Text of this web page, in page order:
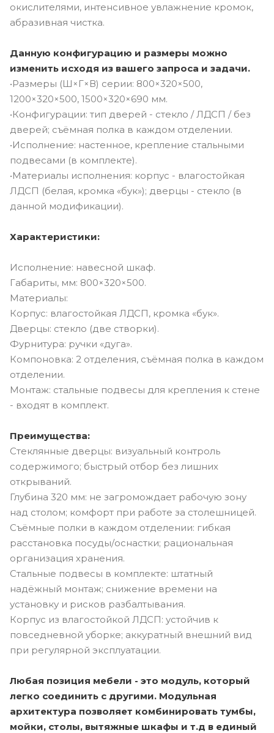
окислителями, интенсивное увлажнение кромок,
абразивная чистка.
Данную конфигурацию и размеры можно
изменить исходя из вашего запроса и задачи.
•Размеры (Ш×Г×В) серии: 800×320×500,
1200×320×500, 1500×320×690 мм.
•Конфигурации: тип дверей - стекло / ЛДСП / без
дверей; съёмная полка в каждом отделении.
•Исполнение: настенное, крепление стальными
подвесами (в комплекте).
•Материалы исполнения: корпус - влагостойкая
ЛДСП (белая, кромка «бук»); дверцы - стекло (в
данной модификации).
Характеристики:
Исполнение: навесной шкаф.
Габариты, мм: 800×320×500.
Материалы:
Корпус: влагостойкая ЛДСП, кромка «бук».
Дверцы: стекло (две створки).
Фурнитура: ручки «дуга».
Компоновка: 2 отделения, съёмная полка в каждом
отделении.
Монтаж: стальные подвесы для крепления к стене
- входят в комплект.
Преимущества:
Стеклянные дверцы: визуальный контроль
содержимого; быстрый отбор без лишних
открываний.
Глубина 320 мм: не загромождает рабочую зону
над столом; комфорт при работе за столешницей.
Съёмные полки в каждом отделении: гибкая
расстановка посуды/оснастки; рациональная
организация хранения.
Стальные подвесы в комплекте: штатный
надёжный монтаж; снижение времени на
установку и рисков разбалтывания.
Корпус из влагостойкой ЛДСП: устойчив к
повседневной уборке; аккуратный внешний вид
при регулярной эксплуатации.
Любая позиция мебели - это модуль, который
легко соединить с другими. Модульная
архитектура позволяет комбинировать тумбы,
мойки, столы, вытяжные шкафы и т.д в единый